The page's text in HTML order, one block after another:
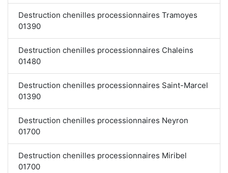
Destruction chenilles processionnaires Tramoyes
01390
Destruction chenilles processionnaires Chaleins
01480
Destruction chenilles processionnaires Saint-Marcel
01390
Destruction chenilles processionnaires Neyron
01700
Destruction chenilles processionnaires Miribel
01700